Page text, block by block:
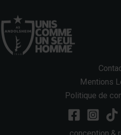
Mentions
Politique de